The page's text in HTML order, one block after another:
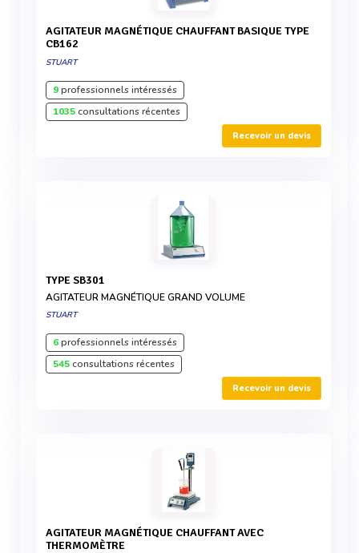
AGITATEUR MAGNÉTIQUE CHAUFFANT BASIQUE TYPE
CB162
STUART
9professionnels intéressés
1035consultations récentes
Recevoir un devis
TYPE SB301
AGITATEUR MAGNÉTIQUE GRAND VOLUME
STUART
6professionnels intéressés
545consultations récentes
Recevoir un devis
AGITATEUR MAGNÉTIQUE CHAUFFANT AVEC
THERMOMÈTRE